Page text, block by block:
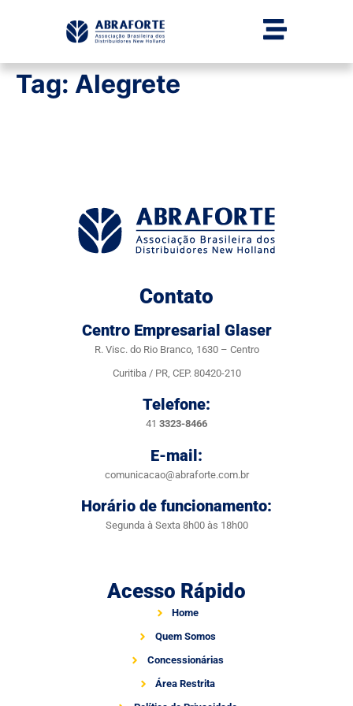
Tag: Alegrete
Contato
Centro Empresarial Glaser
R. Visc. do Rio Branco, 1630 – Centro
Curitiba / PR, CEP. 80420-210
Telefone:
41 3323-8466
E-mail:
comunicacao@abraforte.com.br
Horário de funcionamento:
Segunda à Sexta 8h00 às 18h00
Acesso Rápido
Home
Quem Somos
Concessionárias
Área Restrita